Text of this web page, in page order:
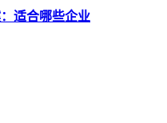
适合哪些企业